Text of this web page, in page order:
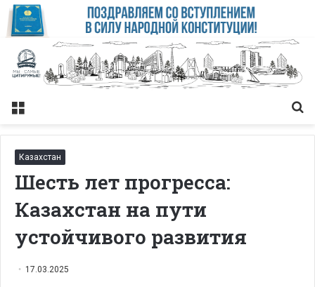
Меню
Казахстан
Шесть лет прогресса:
Казахстан на пути
устойчивого развития
17.03.2025